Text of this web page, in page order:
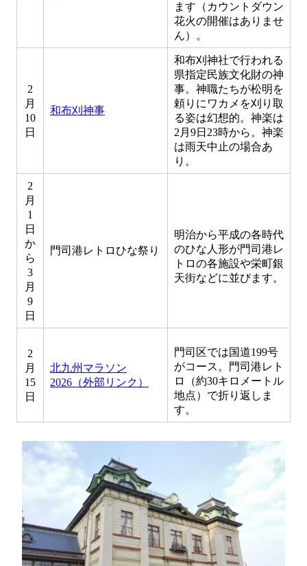
ます（カウントダウン
花火の開催はありませ
ん）。
2
月
10
日
和布刈神事
和布刈神社で行われる
県指定民族文化財の神
事。神職たちが松明を
頼りにワカメを刈り取
る姿は幻想的。神楽は
2月9日23時から。神楽
は雨天中止の場合あ
り。
2
月
1
日
か
ら
3
月
9
日
門司港レトロひな祭り
明治から平成の各時代
のひな人形が門司港レ
トロの各施設や栄町銀
天街などに並びます。
2
月
15
日
北九州マラソン
2026（外部リンク）
門司区では国道199号
がコース。門司港レト
ロ（約30キロメートル
地点）で折り返しま
す。